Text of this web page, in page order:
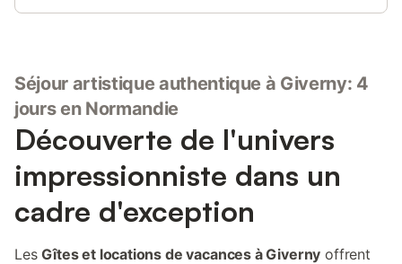
Séjour artistique authentique à Giverny: 4
jours en Normandie
Découverte de l'univers
impressionniste dans un
cadre d'exception
LesGîtes et locations de vacances à Giverny offrent